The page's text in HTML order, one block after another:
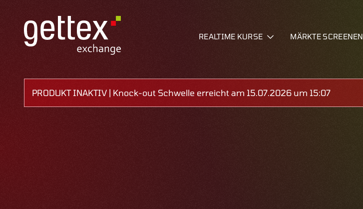
REALTIME KURSE MÄRKTE SCREENEN
PRODUKT INAKTIV | Knock-out Schwelle erreicht am 15.07.2026 um 15:07